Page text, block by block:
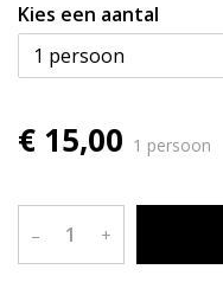
Kies een aantal
€ 15,00 1 persoon
– +